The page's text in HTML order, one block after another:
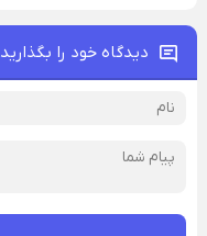
دیدگاه خود را بگذارید